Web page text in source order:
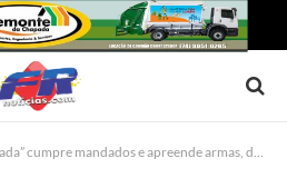
e apreende armas, drogas e veículos em Capim Grosso